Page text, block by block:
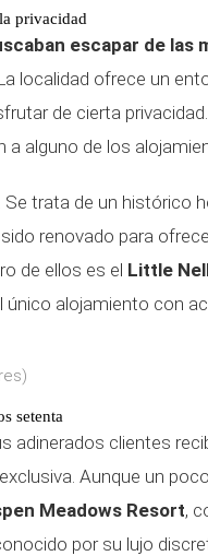
privacidad
escapar de las
localidad ofrece un
de cierta
alguno de los
. Se trata de un histórico
renovado para
de ellos es el Little
alojamiento con
setenta
adinerados clientes
Aunque un
Meadows Resort,
por su lujo